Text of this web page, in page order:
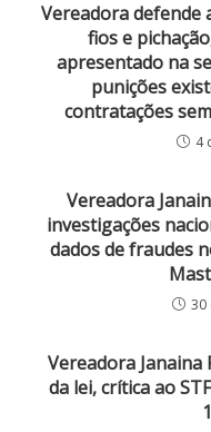
Vereadora defende
fios e
apresentado na
punições
contratações
4
Vereadora
investigações
dados de fraudes
30
Vereadora
da lei, crítica ao